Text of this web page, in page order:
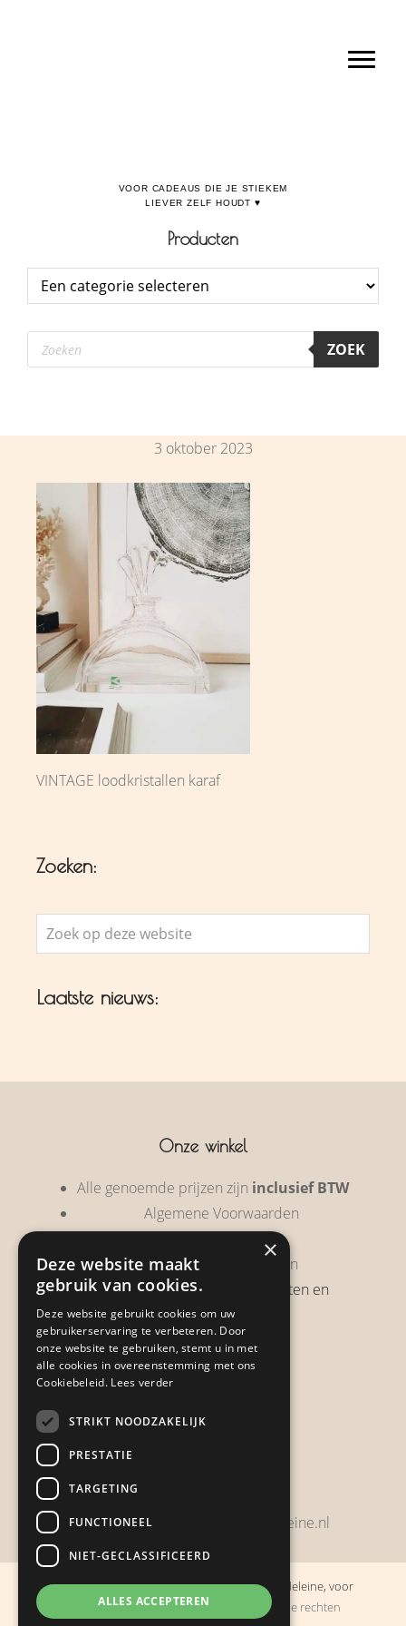
Producten
Producten
zoeken ZOEK
3 oktober 2023
VINTAGE loodkristallen karaf
Zoeken:
Zoek
op
website
Laatste nieuws:
Onze winkel
Alle genoemde prijzen zijn inclusief BTW
Algemene Voorwaarden
Garantie & Retourneren
Verzendbeleid, verzendkosten en
verzendtijden
Heb je een klacht?
Zwijnsbergenstraat 154
bestelling@boulevarddelamadeleine.nl
© Copyright 2019 - 2026Boulevard de la Madeleine, voor
cadeaus die je stiekem liever zelf houdt· Alle rechten
×
Deze website maakt
gebruik van cookies.
Deze website gebruikt cookies om uw
gebruikerservaring te verbeteren. Door
onze website te gebruiken, stemt u in met
alle cookies in overeenstemming met ons
Cookiebeleid. Lees verder
STRIKT NOODZAKELIJK
PRESTATIE
TARGETING
FUNCTIONEEL
NIET-GECLASSIFICEERD
ALLES ACCEPTEREN